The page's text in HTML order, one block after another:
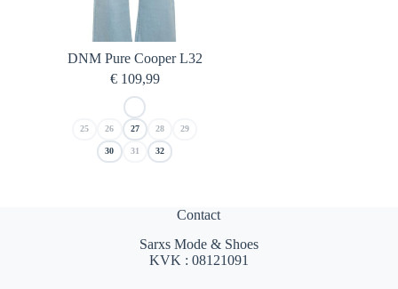
DNM Pure Cooper L32
€109,99
25 26 27 28 29
30 31 32
Contact
Sarxs Mode & Shoes
KVK : 08121091